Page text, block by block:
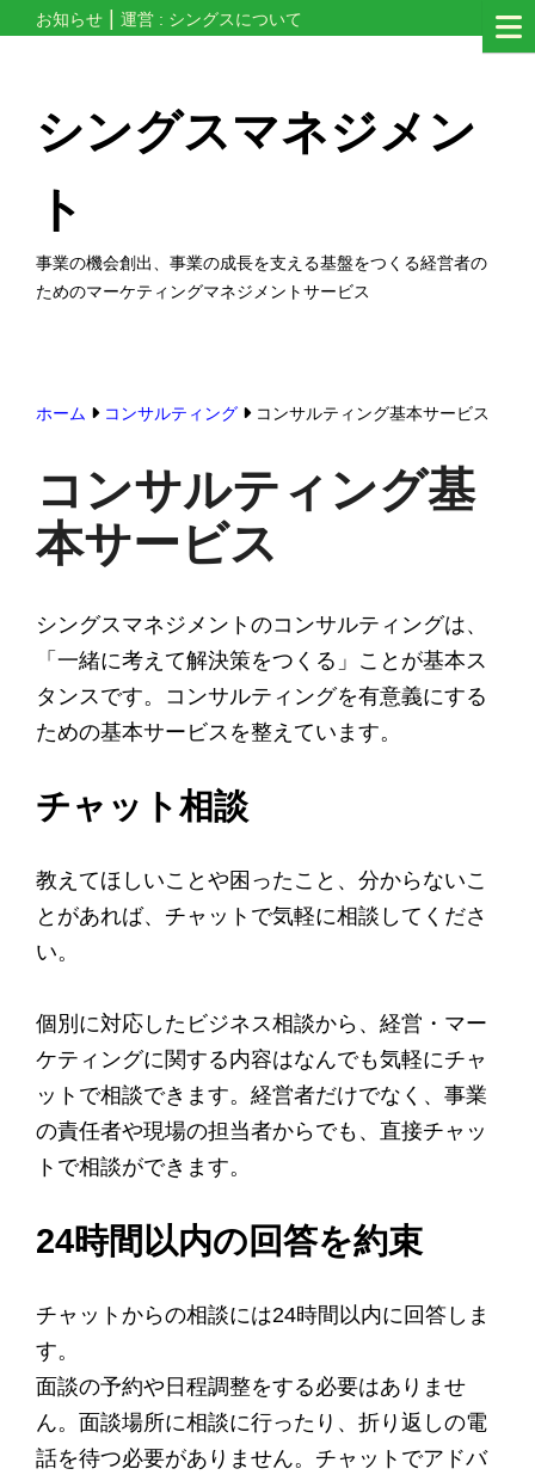
お知らせ 運営 : シングスについて
シングスマネジメン
ト
事業の機会創出、事業の成長を支える基盤をつくる経営者の
ためのマーケティングマネジメントサービス
ホーム コンサルティング コンサルティング基本サービス
コンサルティング基
本サービス
シングスマネジメントのコンサルティングは、
「一緒に考えて解決策をつくる」ことが基本ス
タンスです。コンサルティングを有意義にする
ための基本サービスを整えています。
チャット相談
教えてほしいことや困ったこと、分からないこ
とがあれば、チャットで気軽に相談してくださ
い。
個別に対応したビジネス相談から、経営・マー
ケティングに関する内容はなんでも気軽にチャ
ットで相談できます。経営者だけでなく、事業
の責任者や現場の担当者からでも、直接チャッ
トで相談ができます。
24時間以内の回答を約束
チャットからの相談には24時間以内に回答しま
す。
面談の予約や日程調整をする必要はありませ
ん。面談場所に相談に行ったり、折り返しの電
話を待つ必要がありません。チャットでアドバ